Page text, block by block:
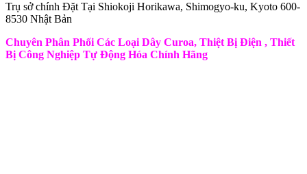
Trụ sở chính Đặt Tại Shiokoji Horikawa, Shimogyo-ku, Kyoto 600-
8530 Nhật Bản
Chuyên Phân Phối Các Loại Dây Curoa, Thiệt Bị Điện , Thiết
Bị Công Nghiệp Tự Động Hóa Chính Hãng